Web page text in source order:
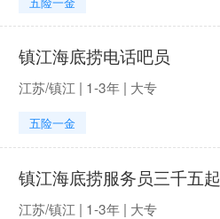
镇江海底捞电话吧员
江苏/镇江 | 1-3年 | 大专
五险一金
镇江海底捞服务员三千五起
江苏/镇江 | 1-3年 | 大专